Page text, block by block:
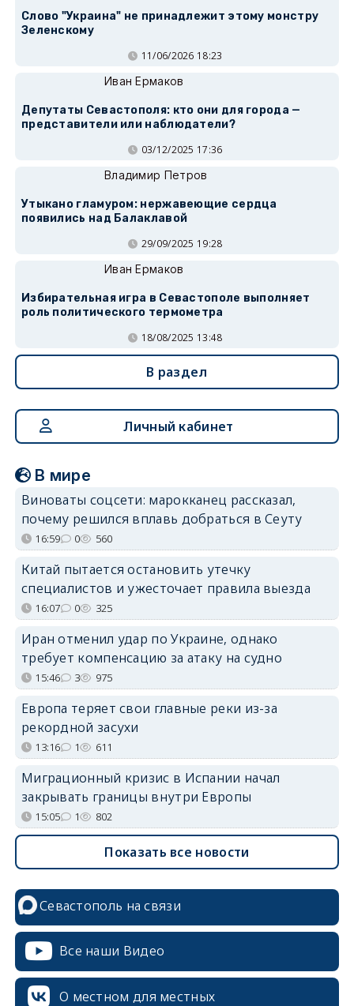
Слово "Украина" не принадлежит этому монстру
Зеленскому
11/06/2026 18:23
Иван Ермаков
Депутаты Севастополя: кто они для города —
представители или наблюдатели?
03/12/2025 17:36
Владимир Петров
Утыкано гламуром: нержавеющие сердца
появились над Балаклавой
29/09/2025 19:28
Иван Ермаков
Избирательная игра в Севастополе выполняет
роль политического термометра
18/08/2025 13:48
В раздел
Личный кабинет
В мире
Виноваты соцсети: марокканец рассказал,
почему решился вплавь добраться в Сеуту
16:59 0 560
Китай пытается остановить утечку
специалистов и ужесточает правила выезда
16:07 0 325
Иран отменил удар по Украине, однако
требует компенсацию за атаку на судно
15:46 3 975
Европа теряет свои главные реки из-за
рекордной засухи
13:16 1 611
Миграционный кризис в Испании начал
закрывать границы внутри Европы
15:05 1 802
Показать все новости
Севастополь на связи
Все наши Видео
О местном для местных